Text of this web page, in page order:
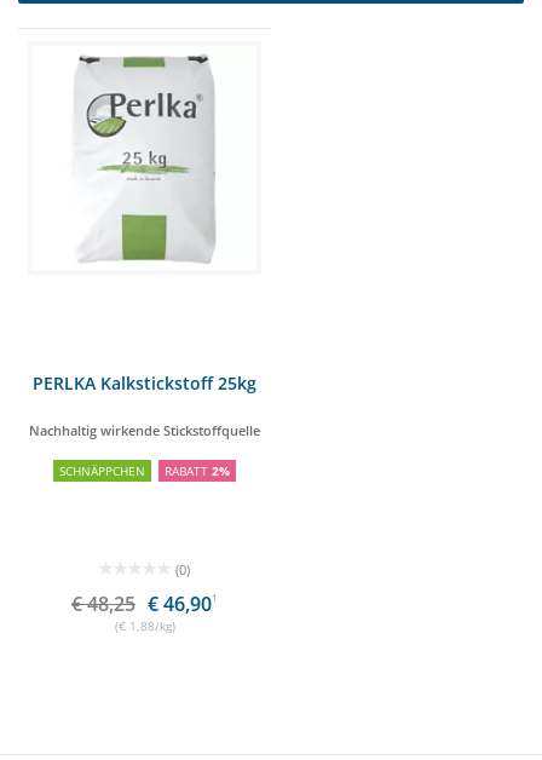
PERLKA Kalkstickstoff 25kg
Nachhaltig wirkende Stickstoffquelle
SCHNÄPPCHEN RABATT 2%
(0)
€ 48,25 € 46,901
(€ 1,88/kg)